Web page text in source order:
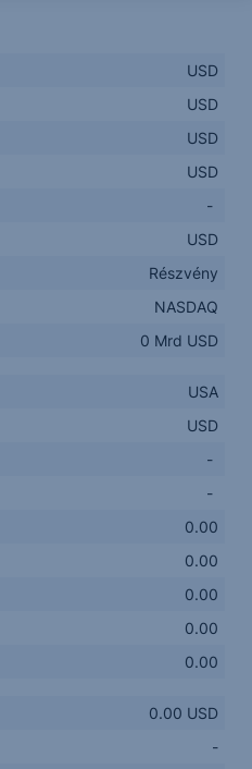
USD
USD
USD
USD
-
USD
Részvény
NASDAQ
0 Mrd USD
USA
USD
-
-
0.00
0.00
0.00
0.00
0.00
0.00 USD
-